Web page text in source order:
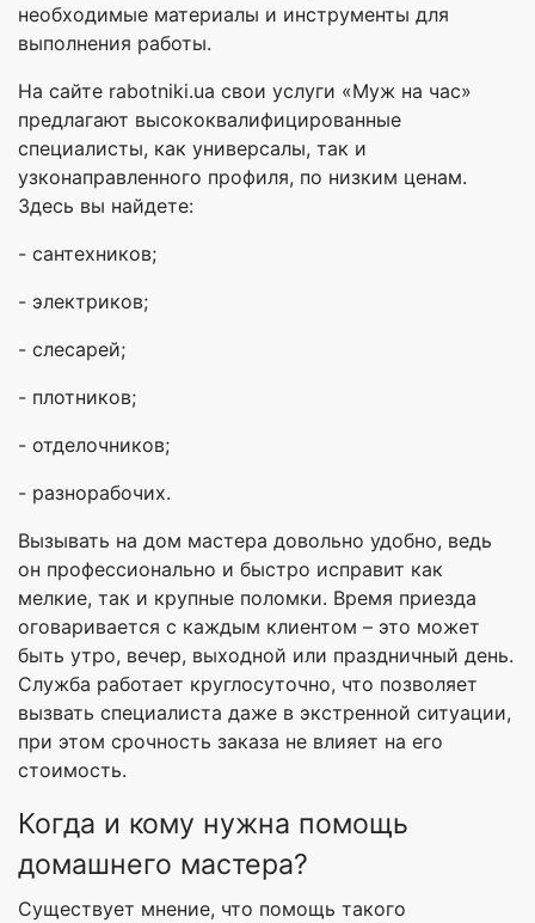
необходимые материалы и инструменты для
выполнения работы.
На сайте rabotniki.ua свои услуги «Муж на час»
предлагают высококвалифицированные
специалисты, как универсалы, так и
узконаправленного профиля, по низким ценам.
Здесь вы найдете:
- сантехников;
- электриков;
- слесарей;
- плотников;
- отделочников;
- разнорабочих.
Вызывать на дом мастера довольно удобно, ведь
он профессионально и быстро исправит как
мелкие, так и крупные поломки. Время приезда
оговаривается с каждым клиентом – это может
быть утро, вечер, выходной или праздничный день.
Служба работает круглосуточно, что позволяет
вызвать специалиста даже в экстренной ситуации,
при этом срочность заказа не влияет на его
стоимость.
Когда и кому нужна помощь
домашнего мастера?
Существует мнение, что помощь такого